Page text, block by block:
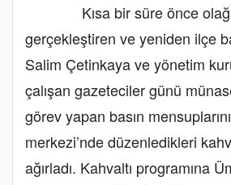
Kısa bir süre önce
gerçekleştiren ve yeniden ilçe
Salim Çetinkaya ve yönetim
çalışan gazeteciler günü
görev yapan basın
merkezi’nde düzenledikleri
ağırladı. Kahvaltı programına